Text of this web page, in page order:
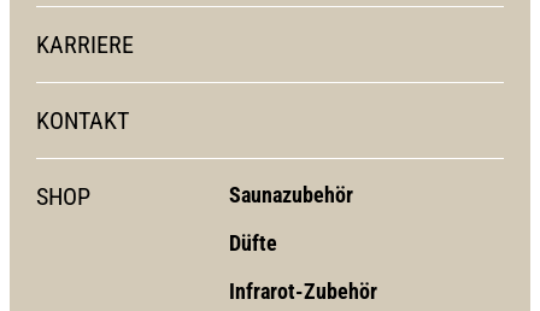
KARRIERE
KONTAKT
SHOP
Saunazubehör
Düfte
Infrarot-Zubehör